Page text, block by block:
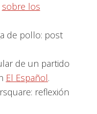
sobre los
de pollo: post
de un partido
El Español.
reflexión